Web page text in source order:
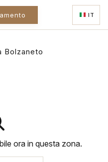
IT
Bolzaneto
ora in questa zona.